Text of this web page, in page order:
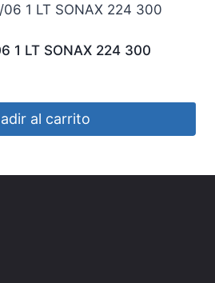
1 LT SONAX 224 300
al carrito